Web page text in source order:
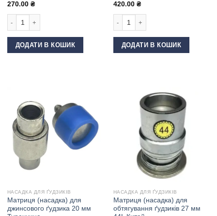
270.00 ₴
ДОДАТИ В КОШИК
420.00 ₴
ДОДАТИ В КОШИК
НАСАДКА ДЛЯ ҐУДЗИКІВ
Матриця (насадка) для
джинсового ґудзика 20 мм
НАСАДКА ДЛЯ ҐУДЗИКІВ
Матриця (насадка) для
обтягування ґудзиків 27 мм